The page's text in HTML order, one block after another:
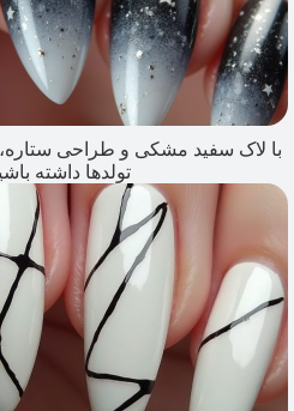
با لاک سفید مشکی و طراحی
تولدها داشته